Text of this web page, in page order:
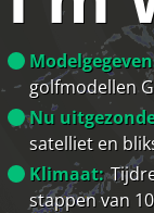
golfmodellen
Nu
satelliet en
Klimaat:
stappen van